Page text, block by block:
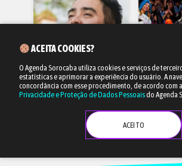
Amanhã às 14h30
Fernando Goya
14/
Geek
Música e
ACEITA COOKIES?
O Agenda Sorocaba utiliza cookies e serviços de
estatísticas e aprimorar a experiência do usuário. A
concordância com esse procedimento, de acordo com a
Privacidade e Proteção de Dados Pessoaisdo Agenda
ACEITO